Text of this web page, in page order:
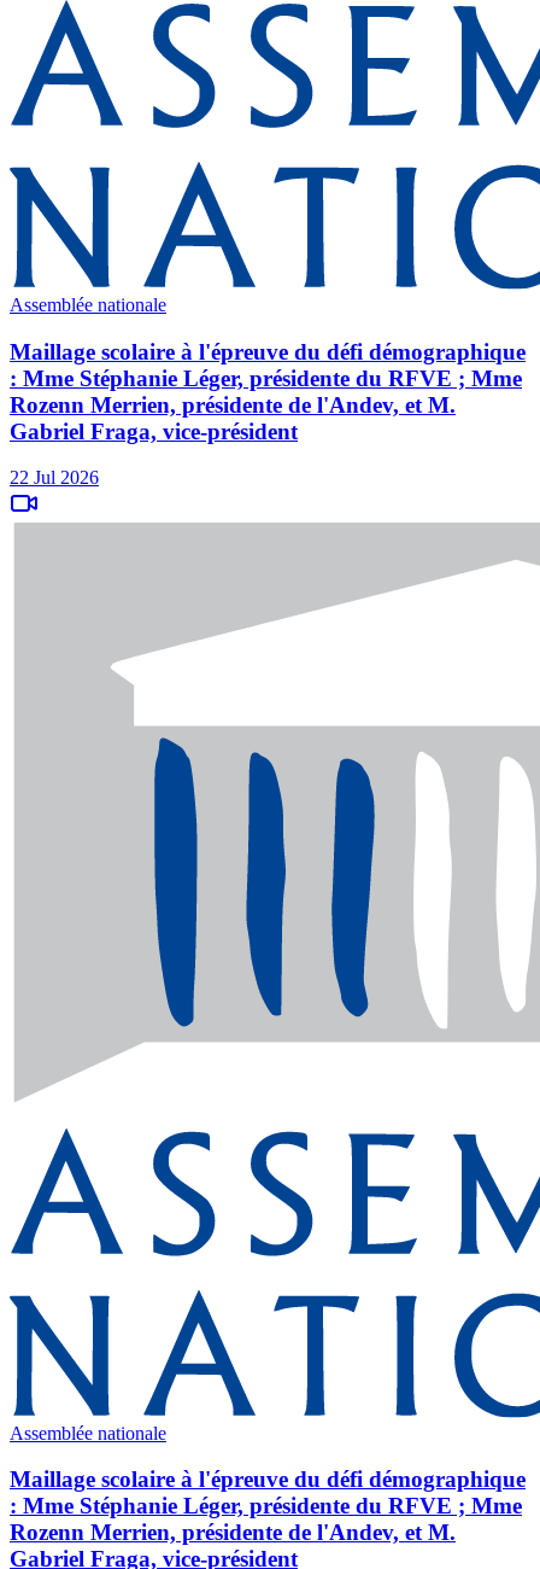
Assemblée nationale
Maillage scolaire à l'épreuve du défi démographique
: Mme Stéphanie Léger, présidente du RFVE ; Mme
Rozenn Merrien, présidente de l'Andev, et M.
Gabriel Fraga, vice-président
22 Jul 2026
Assemblée nationale
Maillage scolaire à l'épreuve du défi démographique
: Mme Stéphanie Léger, présidente du RFVE ; Mme
Rozenn Merrien, présidente de l'Andev, et M.
Gabriel Fraga, vice-président